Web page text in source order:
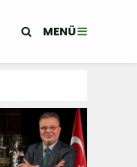
MENÜ